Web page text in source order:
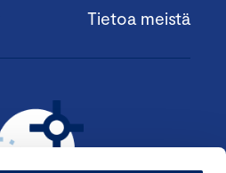
Tietoa meistä